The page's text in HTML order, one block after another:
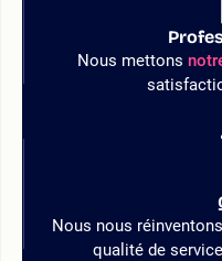
Nous mettons
Nous nous
qualité de